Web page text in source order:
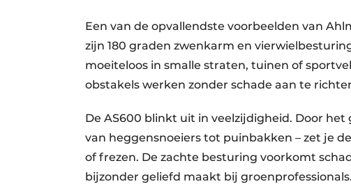
Een van de opvallendste voorbeelden van
zijn 180 graden zwenkarm en
moeiteloos in smalle straten, tuinen of
obstakels werken zonder schade aan te
De AS600 blinkt uit in veelzijdigheid. Door
van heggensnoeiers tot puinbakken – zet je
of frezen. De zachte besturing voorkomt
bijzonder geliefd maakt bij groenprofessionals.